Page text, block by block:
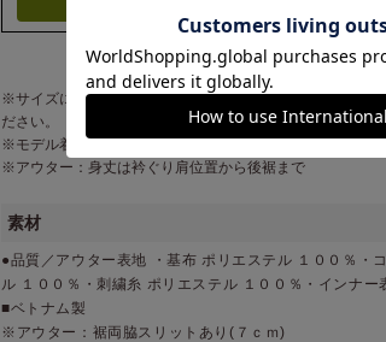
※サイズにつきましては若干の誤差が生じる場合がござい
ださい。
※モデル着用サイズ：Ｍサイズ
※アウター：身丈は衿ぐり肩位置から後裾まで
素材
●品質／アウター表地 ・基布 ポリエステル １００％・
ル １００％・刺繍糸 ポリエステル １００％・インナー
■ベトナム製
※アウター：裾両脇スリットあり(７ｃｍ)